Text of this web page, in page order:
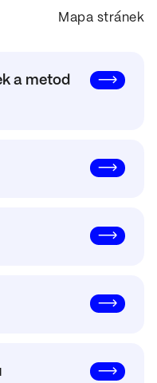
Mapa stránek
a metod